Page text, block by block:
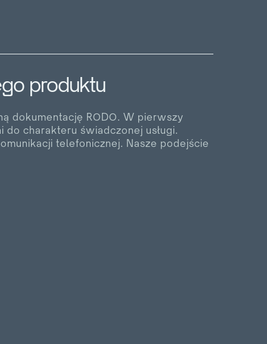
produktu
dokumentację RODO. W pierwszy
charakteru świadczonej usługi.
telefonicznej. Nasze podejście